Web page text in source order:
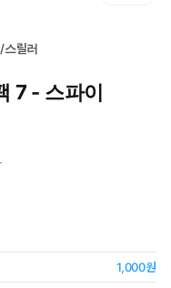
릴러
7 - 스파이
1,000원